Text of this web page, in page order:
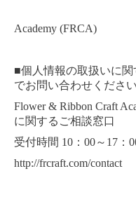
Academy (FRCA)
■個人情報の取扱いに
でお問い合わせくださ
Flower & Ribbon Craft
に関するご相談窓口
受付時間 10：00～17：
http://frcraft.com/contact